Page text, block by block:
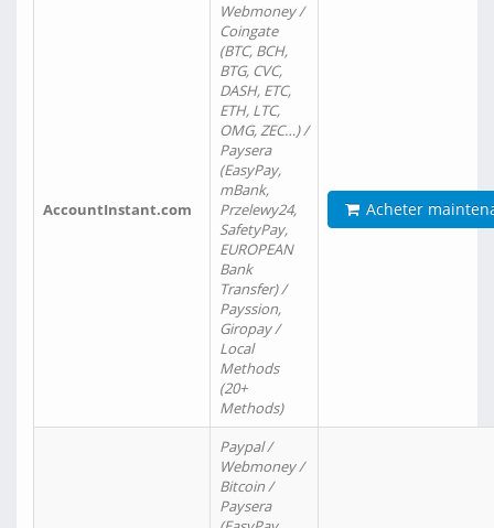
AccountInstant.com
Webmoney /
Coingate
(BTC, BCH,
BTG, CVC,
DASH, ETC,
ETH, LTC,
OMG, ZEC…) /
Paysera
(EasyPay,
mBank,
Przelewy24,
SafetyPay,
EUROPEAN
Bank
Transfer) /
Payssion,
Giropay /
Local
Methods
(20+
Methods)
Acheter
Paypal /
Webmoney /
Bitcoin /
Paysera